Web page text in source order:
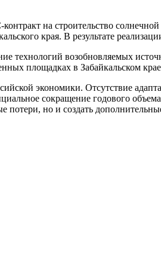
на строительство
края. В результате
технологий возобновляемых
площадках в Забайкальском
экономики. Отсутствие
сокращение годового
но и создать